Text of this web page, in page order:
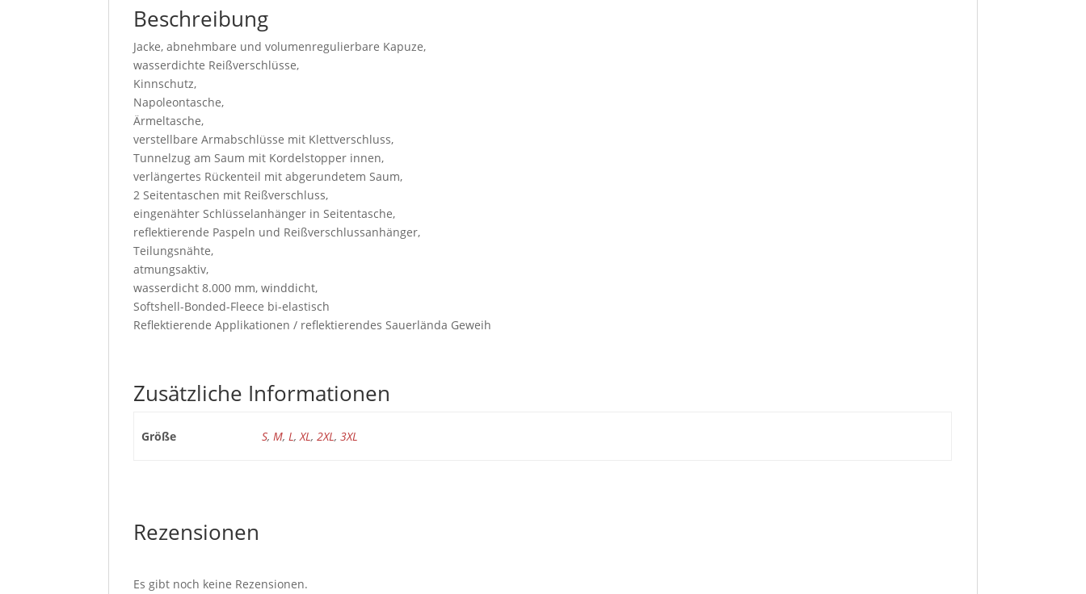
Beschreibung
Jacke, abnehmbare und volumenregulierbare Kapuze,
wasserdichte Reißverschlüsse,
Kinnschutz,
Napoleontasche,
Ärmeltasche,
verstellbare Armabschlüsse mit Klettverschluss,
Tunnelzug am Saum mit Kordelstopper innen,
verlängertes Rückenteil mit abgerundetem Saum,
2 Seitentaschen mit Reißverschluss,
eingenähter Schlüsselanhänger in Seitentasche,
reflektierende Paspeln und Reißverschlussanhänger,
Teilungsnähte,
atmungsaktiv,
wasserdicht 8.000 mm, winddicht,
Softshell-Bonded-Fleece bi-elastisch
Reflektierende Applikationen / reflektierendes Sauerlända Geweih
Zusätzliche Informationen
Größe S, M, L,XL, 2XL, 3XL
Rezensionen
Es gibt noch keine Rezensionen.